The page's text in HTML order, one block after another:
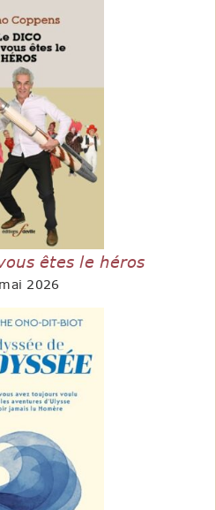
êtes le héros
2026